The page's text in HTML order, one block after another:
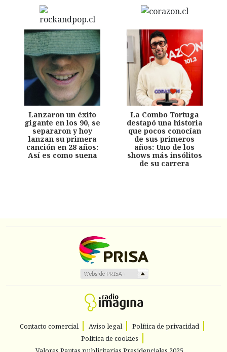
Lanzaron un éxito
gigante en los 90, se
separaron y hoy
lanzan su primera
canción en 28 años:
Así es como suena
La Combo Tortuga
destapó una historia
que pocos conocían
de sus primeros
años: Uno de los
shows más insólitos
de su carrera
Contacto comercial Aviso legal
Política de privacidad
Política de cookies